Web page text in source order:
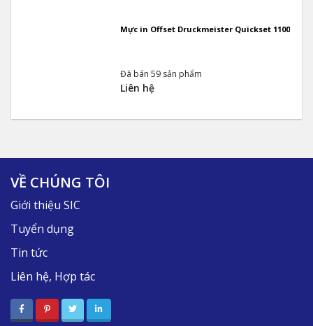
Mực in Offset Druckmeister Quickset 1100
Đã bán 59 sản phẩm
Liên hệ
VỀ CHÚNG TÔI
Giới thiệu SIC
Tuyển dụng
Tin tức
Liên hệ, Hợp tác